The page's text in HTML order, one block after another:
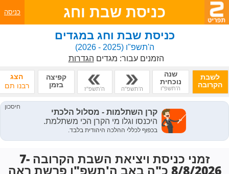
כניסת שבת וחג כניסה
כניסת שבת וחג במגדים
ה'תשפ"ו(2025 - 2026)
הזמנים עבור: מגדים הגדרות
לשבת
הקרובה
שנה
נוכחית
ה'תשפ"ו ה'תשפ"ה ה'תשפ"ז
קפיצה
בזמן
הצג
רבנו תם
זמני כניסת ויציאת השבת הקרובה 7-
8/8/2026 כ"ה באב ה'תשפ"ו פרשת ראה